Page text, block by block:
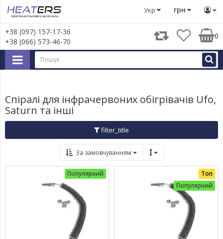
грн
Укр
+38 (097) 157-17-36
+38 (066) 573-46-70
0
Запчастини для дрібної побутової техніки «Запчастини
Спіралі для інфрачервоних обігрівачів Ufo,
Saturn та інші
filter_title
За замовчуванням
Популярний
Топ
Популярний